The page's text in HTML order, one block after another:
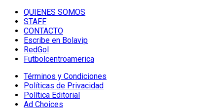
QUIENES SOMOS
STAFF
CONTACTO
Escribe en Bolavip
RedGol
Futbolcentroamerica
Términos y Condiciones
Políticas de Privacidad
Política Editorial
Ad Choices